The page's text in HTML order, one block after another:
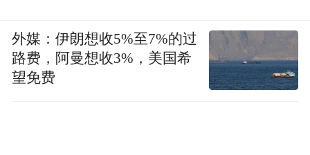
外媒：伊朗想收5%至7%的过
路费，阿曼想收3%，美国希
望免费